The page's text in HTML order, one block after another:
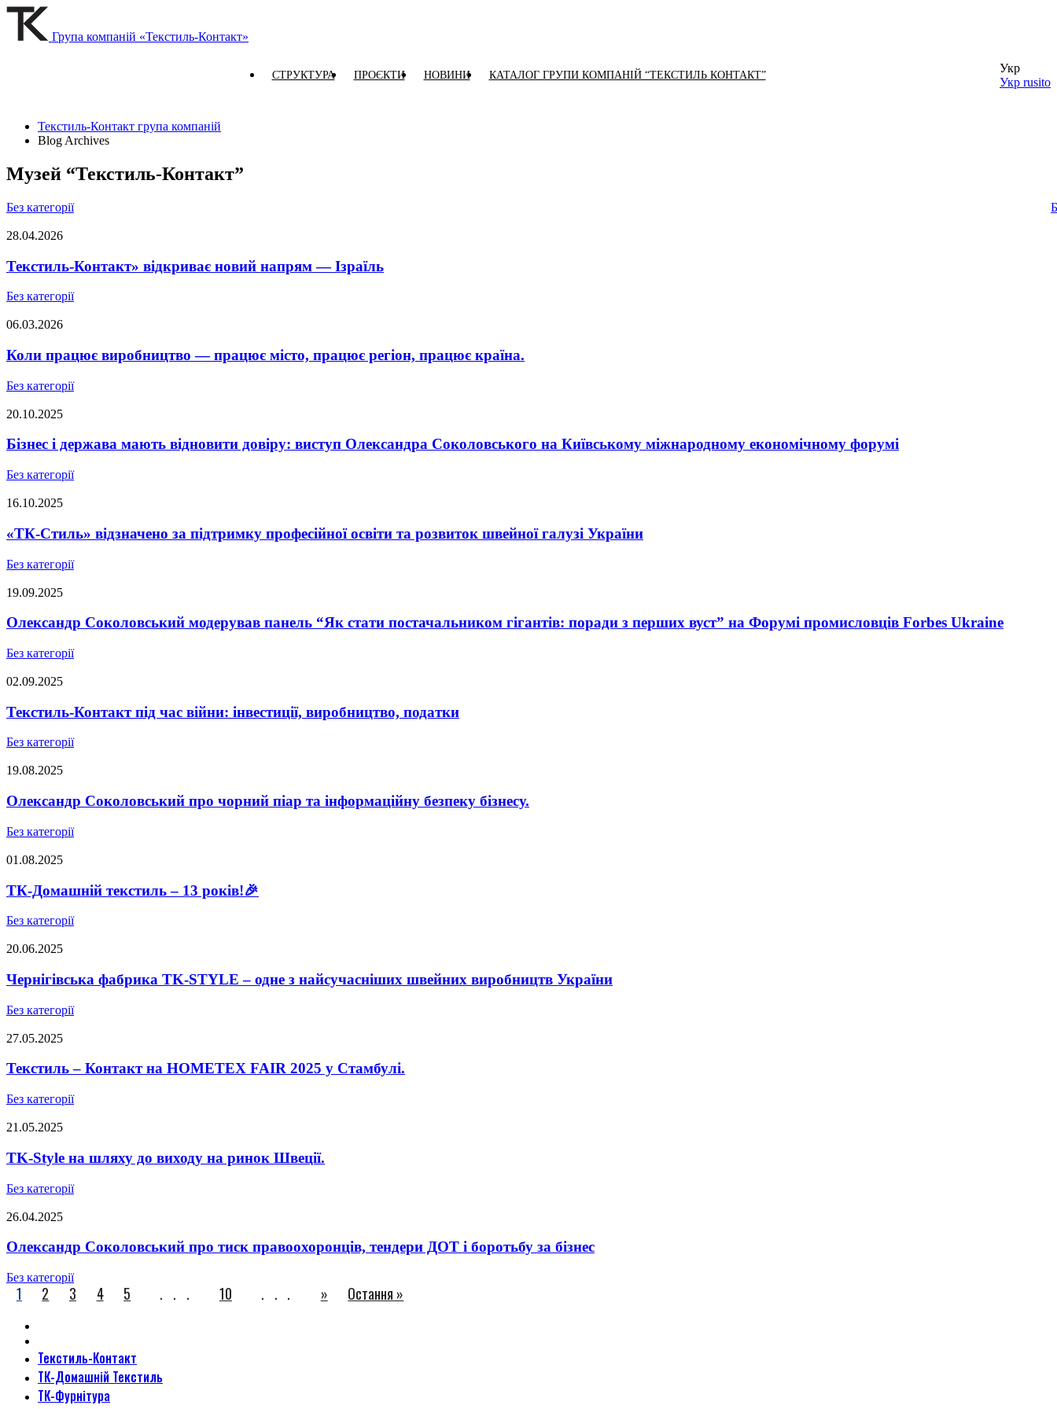
Група компаній «Текстиль-Контакт»
СТРУКТУРА ПРОЄКТИ НОВИНИ КАТАЛОГ ГРУПИ КОМПАНІЙ “ТЕКСТИЛЬ КОНТАКТ”
Укр
Укр rusito
Текстиль-Контакт група компаній
Blog Archives
Музей “Текстиль-Контакт”
Без категорії
28.04.2026
Текстиль-Контакт» відкриває новий напрям — Ізраїль
Без категорії
06.03.2026
Коли працює виробництво — працює місто, працює регіон, працює країна.
Без категорії
20.10.2025
Бізнес і держава мають відновити довіру: виступ Олександра Соколовського на Київському міжнародному економічному форумі
Без категорії
16.10.2025
«ТК-Стиль» відзначено за підтримку професійної освіти та розвиток швейної галузі України
Без категорії
19.09.2025
Олександр Соколовський модерував панель “Як стати постачальником гігантів: поради з перших вуст” на Форумі промисловців Forbes Ukraine
Без категорії
02.09.2025
Текстиль-Контакт під час війни: інвестиції, виробництво, податки
Без категорії
19.08.2025
Олександр Соколовський про чорний піар та інформаційну безпеку бізнесу.
Без категорії
01.08.2025
ТК-Домашній текстиль – 13 років!🎉
Без категорії
20.06.2025
Чернігівська фабрика TK-STYLE – одне з найсучасніших швейних виробництв України
Без категорії
27.05.2025
Текстиль – Контакт на HOMETEX FAIR 2025 у Стамбулі.
Без категорії
21.05.2025
TK-Style на шляху до виходу на ринок Швеції.
Без категорії
26.04.2025
Олександр Соколовський про тиск правоохоронців, тендери ДОТ і боротьбу за бізнес
Без категорії
1 2 3 4 5 ... 10 ... » Остання »
Текстиль-Контакт
ТК-Домашній Текстиль
ТК-Фурнітура